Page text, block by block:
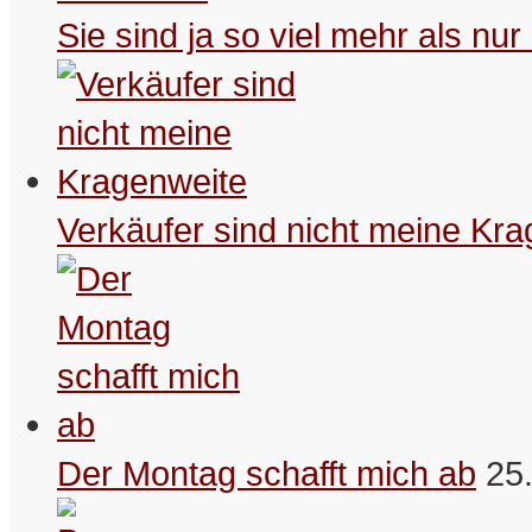
– Maximus
Internet kommt, überfällt ihn meist
die Mailancholie.
– Schreibselbraut
Frühs(c)hoppen ist, wenn man
schon im Winter die Sommermode
kauft.
die stabile Seitenlage bringen
kann.
Sie sind ja so viel mehr als
Verkäufer sind nicht meine
Der Montag schafft mich ab